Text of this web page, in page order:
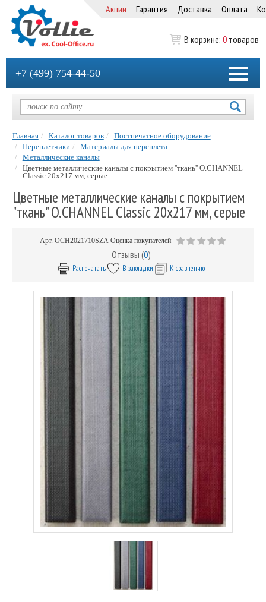
Акции Гарантия Доставка Оплата
В корзине: 0 товаров
+7 (499) 754-44-50
Главная Каталог товаров
Постпечатное оборудование
Переплетчики
Материалы для переплета
Металлические каналы
Цветные металлические каналы с покрытием ''ткань'' O.CHANNEL
Classic 20х217 мм, серые
Цветные металлические каналы с покрытием
"ткань" O.CHANNEL Classic 20х217 мм, серые
Арт. OCH2021710SZA Оценка покупателей
Отзывы (0)
Распечатать В закладки К сравнению